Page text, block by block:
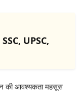
UPSC,
की आवश्यकता महसूस